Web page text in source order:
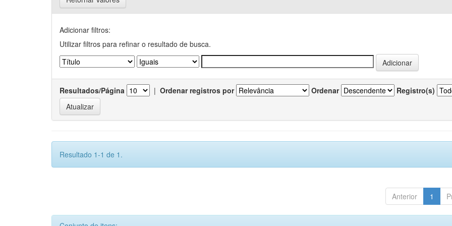
Adicionar filtros:
Utilizar filtros para refinar o resultado de busca.
Resultados/Página | Ordenar registros por Ordenar Registro(s)
Resultado 1-1 de 1.
Anterior 1